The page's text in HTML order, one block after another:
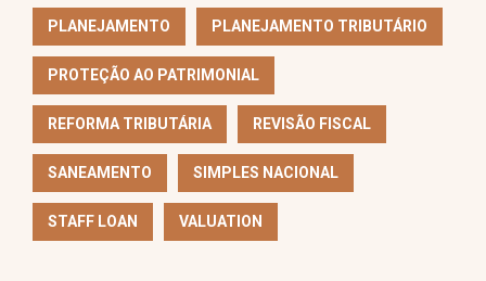
PLANEJAMENTO PLANEJAMENTO TRIBUTÁRIO
PROTEÇÃO AO PATRIMONIAL
REFORMA TRIBUTÁRIA REVISÃO FISCAL
SANEAMENTO SIMPLES NACIONAL
STAFF LOAN VALUATION